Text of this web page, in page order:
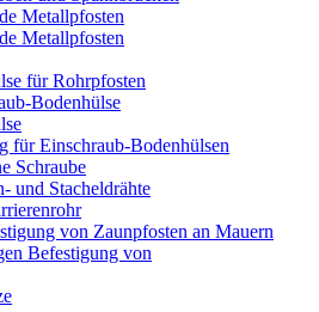
Metallpfosten
Metallpfosten
für Rohrpfosten
Bodenhülse
für Einschraub-Bodenhülsen
Schraube
und Stacheldrähte
von Zaunpfosten an Mauern
Befestigung von